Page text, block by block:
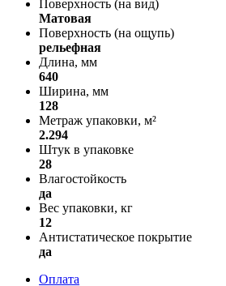
Поверхность (на вид)
Матовая
Поверхность (на ощупь)
рельефная
Длина, мм
640
Ширина, мм
128
Метраж упаковки, м²
2.294
Штук в упаковке
28
Влагостойкость
да
Вес упаковки, кг
12
Антистатическое покрытие
да
Оплата